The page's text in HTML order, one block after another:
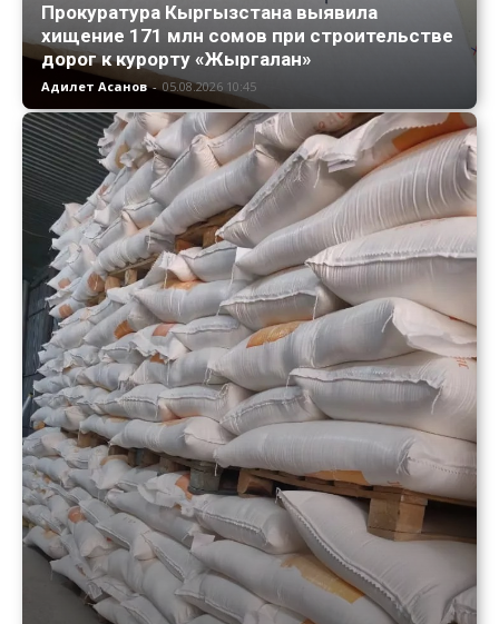
Прокуратура Кыргызстана выявила
хищение 171 млн сомов при строительстве
дорог к курорту «Жыргалан»
Адилет Асанов - 05.08.2026 10:45